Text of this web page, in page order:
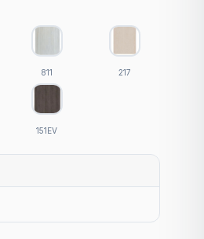
811 217
151EV